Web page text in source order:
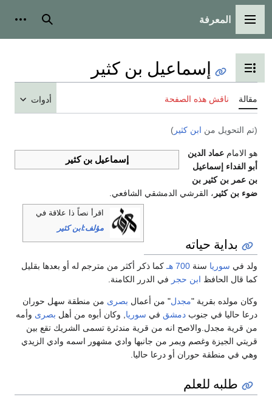
القائمة الرئيسية
المعرفة بحث
تبديل عرض جدول المحتويات
إسماعيل بن كثير
مقالة ناقش هذه الصفحة أدوات
(تم التحويل من ابن كثير )
إسماعيل بن كثير
هو الامام عماد الدين
أبو الفداء إسماعيل
بن عمر بن كثير بن
ضوء بن كثير ، القرشي الدمشقي الشافعي.
اقرأ نصاً ذا علاقة في
مؤلف:ابن كثير
بداية حياته
ولد في سوريا سنة 700 هـ
كما ذكر أكثر من مترجم له أو بعدها بقليل
كما قال الحافظ ابن حجر في الدرر الكامنة.
وكان مولده بقرية "مجدل" من أعمال بصرى من منطقة سهل حوران
درعا حاليا في جنوب دمشق في سوريا, وكان أبوه من أهل بصرى وأمه
من قرية مجدل.والاصح انه من قرية مندثرة تسمى الشريك تقع بين
قريتي الجيزة وغصم ويمر من جانبها وادي مشهور اسمه وادي الزيدي
وهي في منطقة حوران أو درعا حاليا.
طلبه للعلم